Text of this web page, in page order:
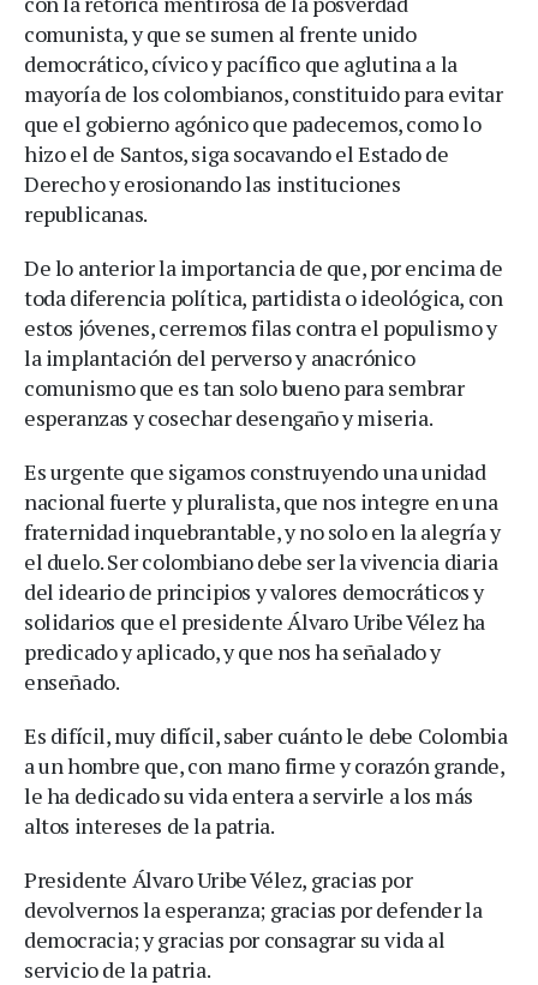
comunista, y que se sumen al frente unido
democrático, cívico y pacífico que aglutina a la
mayoría de los colombianos, constituido para evitar
que el gobierno agónico que padecemos, como lo
hizo el de Santos, siga socavando el Estado de
Derecho y erosionando las instituciones
republicanas.
De lo anterior la importancia de que, por encima de
toda diferencia política, partidista o ideológica, con
estos jóvenes, cerremos filas contra el populismo y
la implantación del perverso y anacrónico
comunismo que es tan solo bueno para sembrar
esperanzas y cosechar desengaño y miseria.
Es urgente que sigamos construyendo una unidad
nacional fuerte y pluralista, que nos integre en una
fraternidad inquebrantable, y no solo en la alegría y
el duelo. Ser colombiano debe ser la vivencia diaria
del ideario de principios y valores democráticos y
solidarios que el presidente Álvaro Uribe Vélez ha
predicado y aplicado, y que nos ha señalado y
enseñado.
Es difícil, muy difícil, saber cuánto le debe Colombia
a un hombre que, con mano firme y corazón grande,
le ha dedicado su vida entera a servirle a los más
altos intereses de la patria.
Presidente Álvaro Uribe Vélez, gracias por
devolvernos la esperanza; gracias por defender la
democracia; y gracias por consagrar su vida al
servicio de la patria.